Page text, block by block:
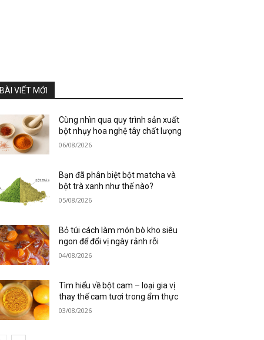
BÀI VIẾT MỚI
Cùng nhìn qua quy trình sản xuất
bột nhụy hoa nghệ tây chất lượng
06/08/2026
Bạn đã phân biệt bột matcha và
bột trà xanh như thế nào?
05/08/2026
Bỏ túi cách làm món bò kho siêu
ngon để đổi vị ngày rảnh rỗi
04/08/2026
Tìm hiểu về bột cam – loại gia vị
thay thế cam tươi trong ẩm thực
03/08/2026